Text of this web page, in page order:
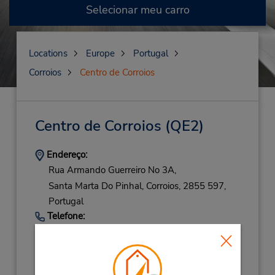
Selecionar meu carro
Locations Europe
Portugal
Corroios
Centro de Corroios
Centro de Corroios (QE2)
Endereço:
Rua Armando Guerreiro No 3A,
Santa Marta Do Pinhal, Corroios, 2855 597,
Portugal
Telefone:
Horário de funcionamento:
Mon - Fri 9:00 AM - 1:00 PM and 3:00 PM -